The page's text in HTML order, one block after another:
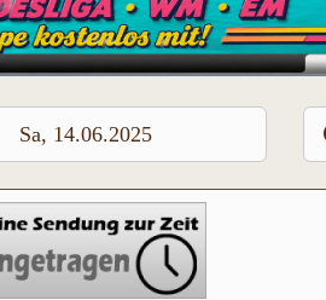
Sa, 14.06.2025